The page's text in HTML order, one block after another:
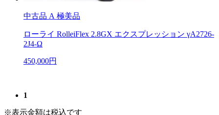
中古品 A 極美品
ローライ RolleiFlex 2.8GX エクスプレッション γA2726-
2J4-Ω
450,000円
1
※表示金額は税込です